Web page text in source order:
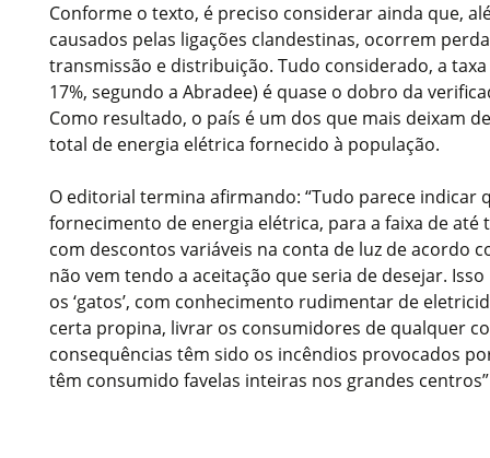
Conforme o texto, é preciso considerar ainda que,
causados pelas ligações clandestinas, ocorrem
transmissão e distribuição. Tudo considerado, a
17%, segundo a Abradee) é quase o dobro da
Como resultado, o país é um dos que mais deixam
total de energia elétrica fornecido à população.
O editorial termina afirmando: “Tudo parece indicar
fornecimento de energia elétrica, para a faixa de até
com descontos variáveis na conta de luz de acordo
não vem tendo a aceitação que seria de desejar.
os ‘gatos’, com conhecimento rudimentar de
certa propina, livrar os consumidores de qualquer
consequências têm sido os incêndios provocados
têm consumido favelas inteiras nos grandes